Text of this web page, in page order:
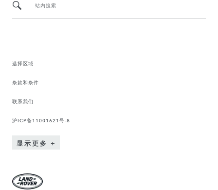
站内搜索
选择区域
条款和条件
联系我们
沪ICP备11001621号-8
显示更多